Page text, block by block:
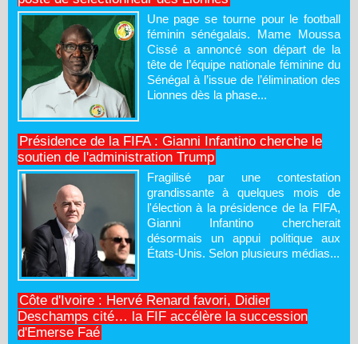
Une page se tourne pour le football
féminin sénégalais. Mame Moussa
Cissé a annoncé son départ de la
tête de l’équipe nationale féminine du
Sénégal à l’issue de l’élimination des
Lionnes dès la phase...
Présidence de la FIFA : Gianni Infantino cherche le
soutien de l'administration Trump
Fragilisé par une contestation
grandissante à quelques mois de
l'élection à la présidence de la FIFA,
Gianni Infantino chercherait
désormais un appui politique aux
États-Unis. Selon plusieurs médias...
Côte d'Ivoire : Hervé Renard favori, Didier
Deschamps cité… la FIF accélère la succession
d'Emerse Faé